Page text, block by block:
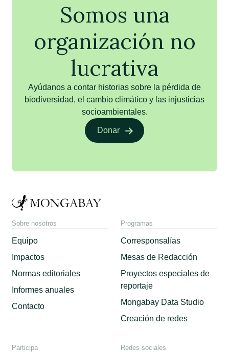
Somos una
organización no
lucrativa
Ayúdanos a contar historias sobre la pérdida de
biodiversidad, el cambio climático y las injusticias
socioambientales.
Donar
Sobre nosotros
Equipo
Impactos
Normas editoriales
Informes anuales
Contacto
Programas
Corresponsalías
Mesas de Redacción
Proyectos especiales de
reportaje
Mongabay Data Studio
Creación de redes
Participa Redes sociales